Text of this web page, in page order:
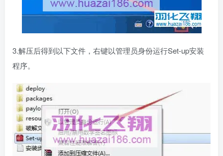
3.解压后得到以下文件，右键以管理员身份运行Set-up安装
程序。